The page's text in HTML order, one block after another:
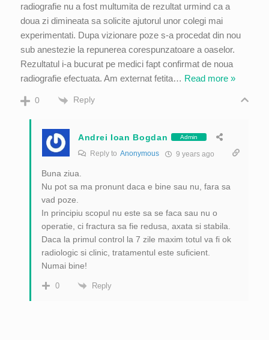
radiografie nu a fost multumita de rezultat urmind ca a
doua zi dimineata sa solicite ajutorul unor colegi mai
experimentati. Dupa vizionare poze s-a procedat din nou
sub anestezie la repunerea corespunzatoare a oaselor.
Rezultatul i-a bucurat pe medici fapt confirmat de noua
radiografie efectuata. Am externat fetita… Read more »
0 Reply
Andrei Ioan Bogdan Admin
Reply to Anonymous 9 years ago
Buna ziua.
Nu pot sa ma pronunt daca e bine sau nu, fara sa
vad poze.
In principiu scopul nu este sa se faca sau nu o
operatie, ci fractura sa fie redusa, axata si stabila.
Daca la primul control la 7 zile maxim totul va fi ok
radiologic si clinic, tratamentul este suficient.
Numai bine!
0 Reply